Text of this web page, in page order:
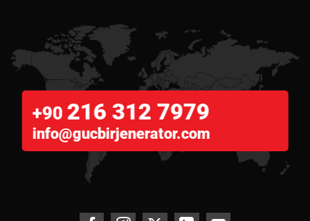
+90 216 312 7979
info@gucbirjenerator.com